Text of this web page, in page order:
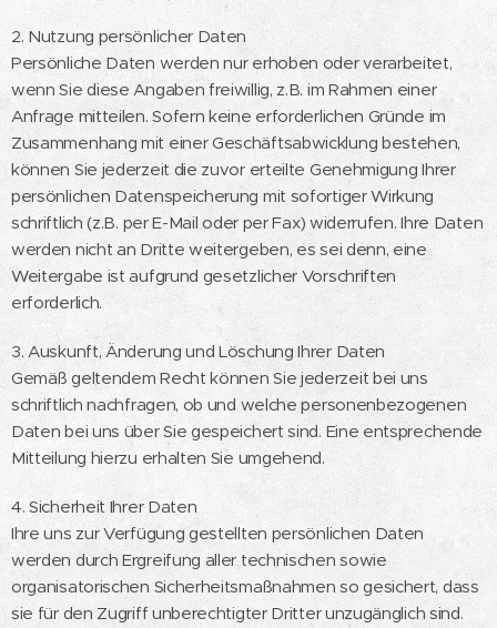
2. Nutzung persönlicher Daten
Persönliche Daten werden nur erhoben oder verarbeitet,
wenn Sie diese Angaben freiwillig, z.B. im Rahmen einer
Anfrage mitteilen. Sofern keine erforderlichen Gründe im
Zusammenhang mit einer Geschäftsabwicklung bestehen,
können Sie jederzeit die zuvor erteilte Genehmigung Ihrer
persönlichen Datenspeicherung mit sofortiger Wirkung
schriftlich (z.B. per E-Mail oder per Fax) widerrufen. Ihre Daten
werden nicht an Dritte weitergeben, es sei denn, eine
Weitergabe ist aufgrund gesetzlicher Vorschriften
erforderlich.
3. Auskunft, Änderung und Löschung Ihrer Daten
Gemäß geltendem Recht können Sie jederzeit bei uns
schriftlich nachfragen, ob und welche personenbezogenen
Daten bei uns über Sie gespeichert sind. Eine entsprechende
Mitteilung hierzu erhalten Sie umgehend.
4. Sicherheit Ihrer Daten
Ihre uns zur Verfügung gestellten persönlichen Daten
werden durch Ergreifung aller technischen sowie
organisatorischen Sicherheitsmaßnahmen so gesichert, dass
sie für den Zugriff unberechtigter Dritter unzugänglich sind.